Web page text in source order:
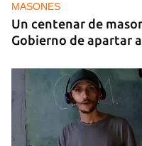
MASONES
Un centenar de
Gobierno de apartar